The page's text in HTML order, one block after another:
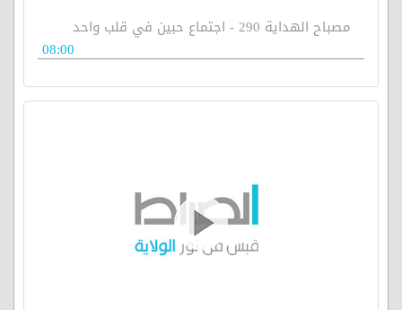
مصباح الهداية 290 - اجتماع حبين في قلب واحد
08:00